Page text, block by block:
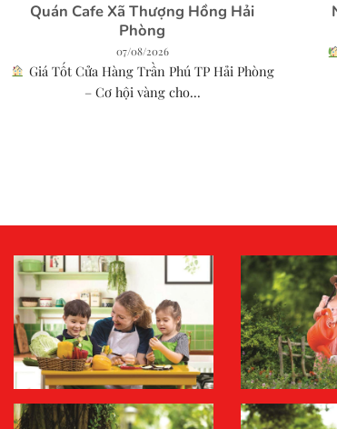
Quán Cafe Xã Thượng Hồng Hải
Phòng
07/08/2026
Giá Tốt Cửa Hàng Trần Phú TP Hải Phòng
– Cơ hội vàng cho...